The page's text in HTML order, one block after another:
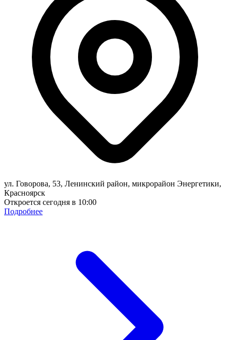
ул. Говорова, 53, Ленинский район, микрорайон Энергетики,
Красноярск
Откроется сегодня в 10:00
Подробнее